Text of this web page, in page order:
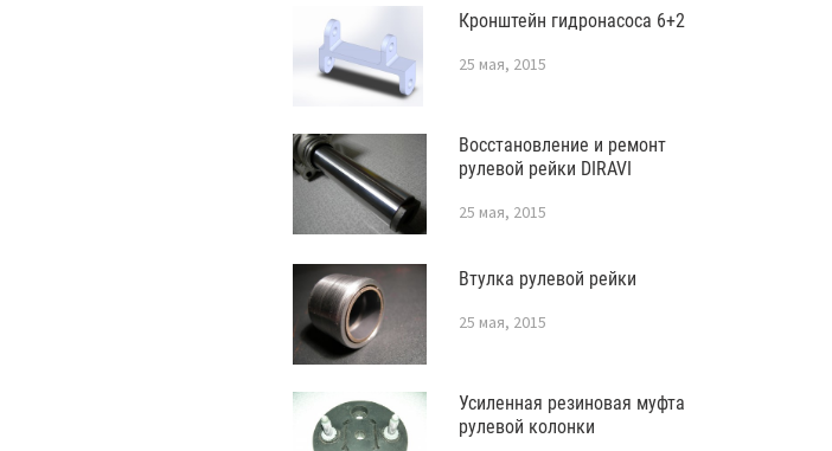
Кронштейн гидронасоса 6+2
25 мая, 2015
Восстановление и ремонт
рулевой рейки DIRAVI
25 мая, 2015
Втулка рулевой рейки
25 мая, 2015
Усиленная резиновая муфта
рулевой колонки